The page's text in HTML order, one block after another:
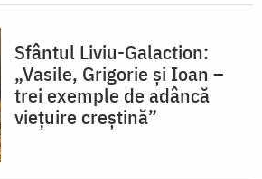
Sfântul Liviu-Galaction:
„Vasile, Grigorie şi Ioan –
trei exemple de adâncă
vieţuire creştină”